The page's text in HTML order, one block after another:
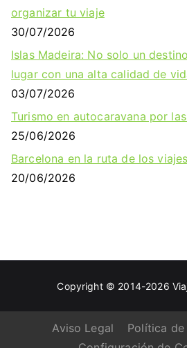
organizar tu viaje
30/07/2026
Islas Madeira: No solo un
lugar con una alta calidad de
03/07/2026
Turismo en autocaravana por
25/06/2026
Barcelona en la ruta de los
20/06/2026
Copyright © 2014-2026
Aviso Legal
Política